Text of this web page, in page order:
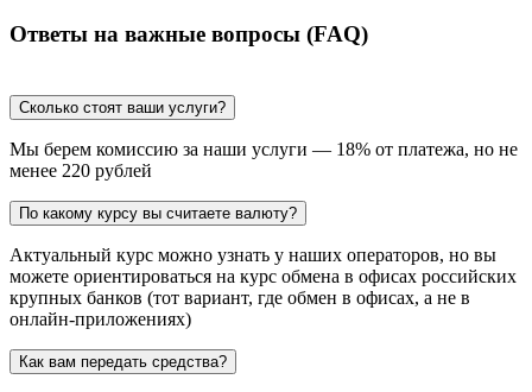
Ответы на важные вопросы (FAQ)
Сколько стоят ваши услуги?
Мы берем комиссию за наши услуги — 18% от платежа, но не
менее 220 рублей
По какому курсу вы считаете валюту?
Актуальный курс можно узнать у наших операторов, но вы
можете ориентироваться на курс обмена в офисах российских
крупных банков (тот вариант, где обмен в офисах, а не в
онлайн-приложениях)
Как вам передать средства?